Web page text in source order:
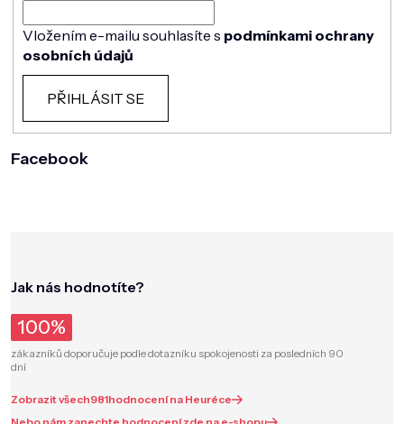
Vložením e-mailu souhlasíte s podmínkami ochrany
osobních údajů
PŘIHLÁSIT SE
Facebook
Jak nás hodnotíte?
100%
zákazníků doporučuje podle dotazníku spokojenosti za posledních 90
dní
Zobrazit všech981hodnocení na Heuréce